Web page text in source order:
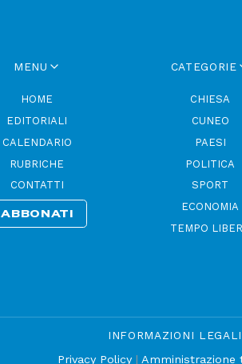
MENU
HOME
EDITORIALI
CALENDARIO
RUBRICHE
CONTATTI
ABBONATI
CATEGORIE
CHIESA
CUNEO
PAESI
POLITICA
SPORT
ECONOMIA
TEMPO
INFORMAZIONI LEGALI
Privacy Policy| Amministrazione